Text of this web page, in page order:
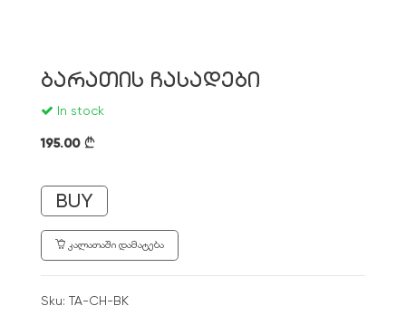
ბარათის ჩასადები
In stock
195.00 }
BUY
ᲙᲐᲚᲐᲗᲐᲨᲘ ᲓᲐᲛᲐᲢᲔᲑᲐ
Sku: TA-CH-BK